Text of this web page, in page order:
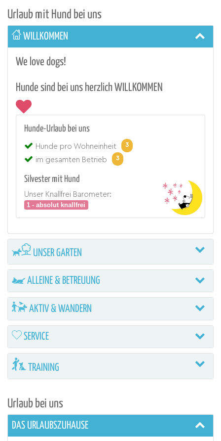
Urlaub mit Hund bei uns
WILLKOMMEN
We love dogs!
Hunde sind bei uns herzlich WILLKOMMEN
Hunde-Urlaub bei uns
Hunde pro Wohneinheit 3
im gesamten Betrieb 3
Silvester mit Hund
Unser Knallfrei Barometer:
1 - absolut knallfrei
UNSER GARTEN
ALLEINE & BETREUUNG
AKTIV & WANDERN
SERVICE
TRAINING
Urlaub bei uns
DAS URLAUBSZUHAUSE